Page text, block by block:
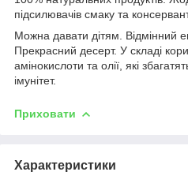
підсилювачів смаку та
Можна давати дітям. Відмінний
Прекрасний десерт. У складі
амінокислоти та олії, які
імунітет.
Приховати
Характеристики